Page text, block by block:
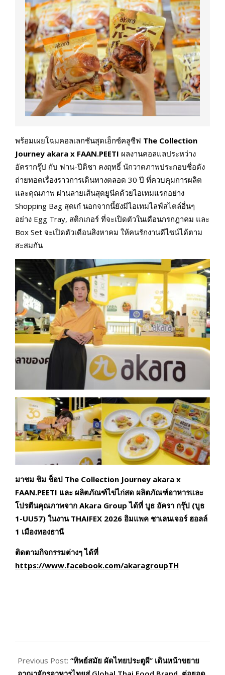
พร้อมเผยโฉมคอลเลกชันสุดเอ็กซ์คลูซีฟ The Collection
Journey akara x FAAN.PEETI ผลงานคอลแลประหว่าง
อัครากรุ๊ป กับ ฟาน-ปีติชา คงฤทธิ์ นักวาดภาพประกอบชื่อดัง
ถ่ายทอดเรื่องราวการเดินทางตลอด 30 ปี ที่ควบคุมการผลิต
และคุณภาพ ผ่านลายเส้นสุดยูนีคด้วยไอเทมแรกอย่าง
Shopping Bag สุดเก๋ นอกจากนี้ยังมีไอเทมไลฟ์สไตล์อื่นๆ
อย่าง Egg Tray, สติกเกอร์ ที่จะเปิดตัวในเดือนกรกฎาคม และ
Box Set จะเปิดตัวเดือนสิงหาคม ให้คนรักงานดีไซน์ได้ตาม
สะสมกัน
มาชม ชิม ช็อป The Collection Journey akara x
FAAN.PEETI และ ผลิตภัณฑ์ไข่ไก่สด ผลิตภัณฑ์อาหารและ
โปรตีนคุณภาพจาก Akara Group ได้ที่ บูธ อัครา กรุ๊ป (บูธ
1-UU57) ในงาน THAIFEX 2026 อิมแพค ชาเลนเจอร์ ฮอลล์
1 เมืองทองธานี
ติดตามกิจกรรมต่างๆ ได้ที่
https://www.facebook.com/akaragroupTH
05-
Previous Post: “ทิพย์สมัย ผัดไทยประตูผี” เดินหน้าขยาย